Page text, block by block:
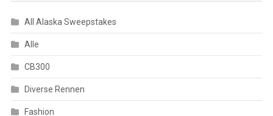
All Alaska Sweepstakes
Alle
CB300
Diverse Rennen
Fashion